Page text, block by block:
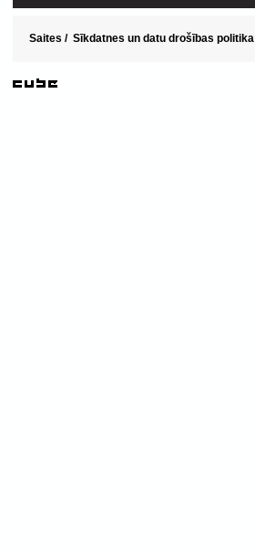
Saites / Sīkdatnes un datu drošības politika